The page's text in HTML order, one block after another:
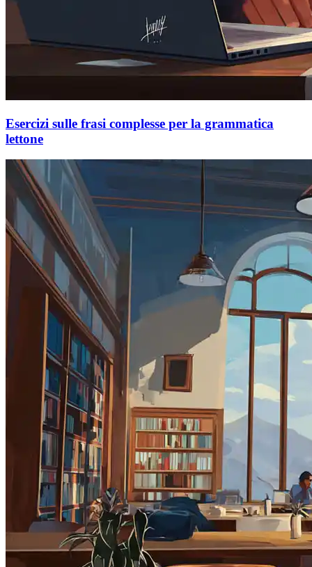
Esercizi sulle frasi complesse per la grammatica
lettone